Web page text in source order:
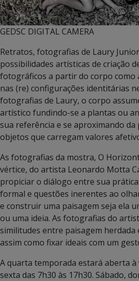
GEDSC DIGITAL CAMERA
Retratos, fotografias de Laury
possibilidades artísticas de criação
fotográficos a partir do corpo como
nas (re) configurações identitárias
fotografias de Laury, o corpo
artístico fundindo-se a plantas ou
sua referência e se aproximando da
objetos que carregam valores
As fotografias da mostra, O
vértice, do artista Leonardo Motta
propiciar o diálogo entre sua
formal e questões inerentes ao
e construir uma paisagem seja ela
ou uma ideia. As fotografias do
similitudes entre paisagem herdada
assim como fixar ideais com um
A quarta temporada estará aberta à
sexta das 7h30 às 17h30. Sábado,